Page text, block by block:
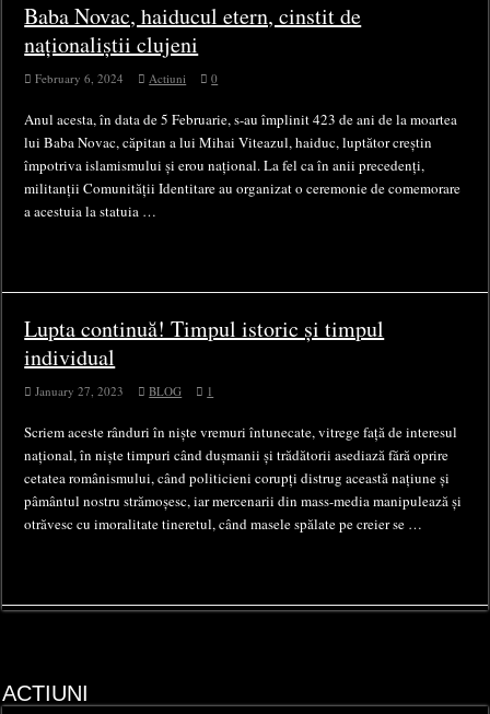
Baba Novac, haiducul etern, cinstit de
naționaliștii clujeni
February 6, 2024 Actiuni 0
Anul acesta, în data de 5 Februarie, s-au împlinit 423 de ani de la moartea
lui Baba Novac, căpitan a lui Mihai Viteazul, haiduc, luptător creștin
împotriva islamismului și erou național. La fel ca în anii precedenți,
militanții Comunității Identitare au organizat o ceremonie de comemorare
a acestuia la statuia …
Lupta continuă! Timpul istoric și timpul
individual
January 27, 2023 BLOG 1
Scriem aceste rânduri în niște vremuri întunecate, vitrege față de interesul
național, în niște timpuri când dușmanii și trădătorii asediază fără oprire
cetatea românismului, când politicieni corupți distrug această națiune și
pâmântul nostru strămoșesc, iar mercenarii din mass-media manipulează și
otrăvesc cu imoralitate tineretul, când masele spălate pe creier se …
ACTIUNI